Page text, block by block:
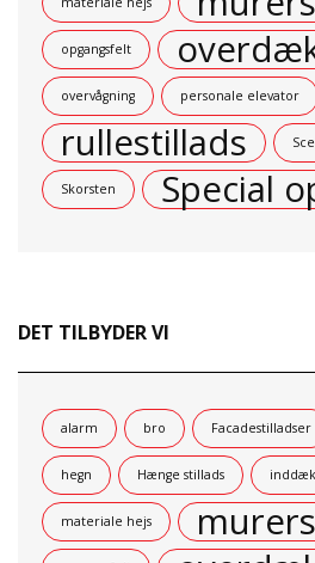
opgangsfelt
overvågning personale elevator
rullestillads
Skorsten Special
DET TILBYDER VI
alarm bro Facadestilladser
hegn Hænge stillads
materiale hejs